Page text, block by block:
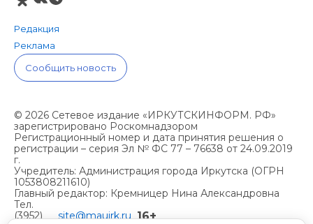
Редакция
Реклама
Сообщить новость
© 2026 Сетевое издание «ИРКУТСКИНФОРМ. РФ»
зарегистрировано Роскомнадзором
Регистрационный номер и дата принятия решения о
регистрации – серия Эл № ФС 77 – 76638 от 24.09.2019
г.
Учредитель: Администрация города Иркутска (ОГРН
1053808211610)
Главный редактор: Кремницер Нина Александровна
Тел.
(3952)
site@mauirk.ru 16+